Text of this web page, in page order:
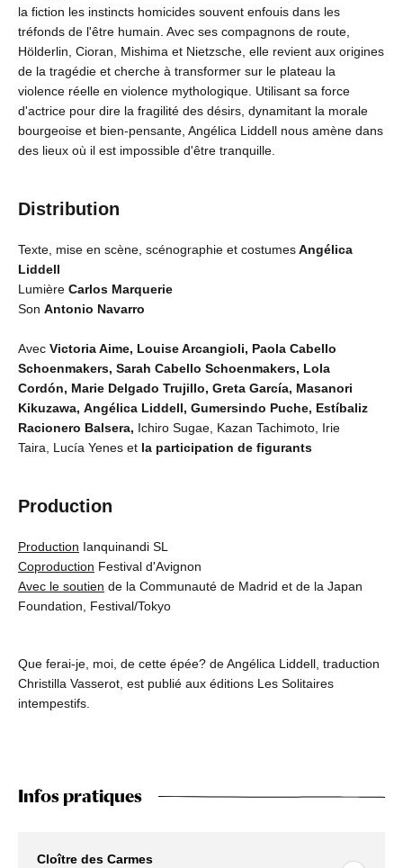
la fiction les instincts homicides souvent enfouis dans les
tréfonds de l'être humain. Avec ses compagnons de route,
Hölderlin, Cioran, Mishima et Nietzsche, elle revient aux origines
de la tragédie et cherche à transformer sur le plateau la
violence réelle en violence mythologique. Utilisant sa force
d'actrice pour dire la fragilité des désirs, dynamitant la morale
bourgeoise et bien-pensante, Angélica Liddell nous amène dans
des lieux où il est impossible d'être tranquille.
Distribution
Texte, mise en scène, scénographie et costumesAngélica
Liddell
Lumière Carlos Marquerie
Son Antonio Navarro
Avec Victoria Aime, Louise Arcangioli, Paola Cabello
Schoenmakers, Sarah Cabello Schoenmakers, Lola
Cordón, Marie Delgado Trujillo, Greta García, Masanori
Kikuzawa, Angélica Liddell, Gumersindo Puche, Estíbaliz
Racionero Balsera, Ichiro Sugae, Kazan Tachimoto, Irie
Taira, Lucía Yenes et la participation de figurants
Production
Production Ianquinandi SL
Coproduction Festival d'Avignon
Avec le soutien de la Communauté de Madrid et de la Japan
Foundation, Festival/Tokyo
Que ferai-je, moi, de cette épée? de Angélica Liddell, traduction
Christilla Vasserot, est publié aux éditions Les Solitaires
intempestifs.
Infos pratiques
Cloître des Carmes